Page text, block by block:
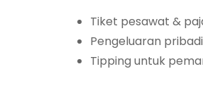
Tiket pesawat &
Pengeluaran pribadi
Tipping untuk